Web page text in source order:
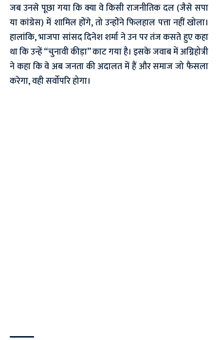
जब उनसे पूछा गया कि क्या वे किसी राजनीतिक दल (जैसे सपा
या कांग्रेस) में शामिल होंगे, तो उन्होंने फिलहाल पत्ता नहीं खोला।
हालांकि, भाजपा सांसद दिनेश शर्मा ने उन पर तंज कसते हुए कहा
था कि उन्हें “चुनावी कीड़ा” काट गया है। इसके जवाब में अग्निहोत्री
ने कहा कि वे अब जनता की अदालत में हैं और समाज जो फैसला
करेगा, वही सर्वोपरि होगा।